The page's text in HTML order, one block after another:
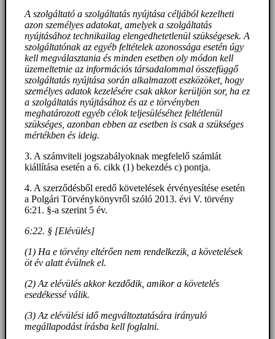
A szolgáltató a szolgáltatás nyújtása céljából kezelheti
azon személyes adatokat, amelyek a szolgáltatás
nyújtásához technikailag elengedhetetlenül szükségesek. A
szolgáltatónak az egyéb feltételek azonossága esetén úgy
kell megválasztania és minden esetben oly módon kell
üzemeltetnie az információs társadalommal összefüggő
szolgáltatás nyújtása során alkalmazott eszközöket, hogy
személyes adatok kezelésére csak akkor kerüljön sor, ha ez
a szolgáltatás nyújtásához és az e törvényben
meghatározott egyéb célok teljesüléséhez feltétlenül
szükséges, azonban ebben az esetben is csak a szükséges
mértékben és ideig.
3. A számviteli jogszabályoknak megfelelő számlát
kiállítása esetén a 6. cikk (1) bekezdés c) pontja.
4. A szerződésből eredő követelések érvényesítése esetén
a Polgári Törvénykönyvről szóló 2013. évi V. törvény
6:21. §-a szerint 5 év.
6:22. § [Elévülés]
(1) Ha e törvény eltérően nem rendelkezik, a követelések
öt év alatt évülnek el.
(2) Az elévülés akkor kezdődik, amikor a követelés
esedékessé válik.
(3) Az elévülési idő megváltoztatására irányuló
megállapodást írásba kell foglalni.